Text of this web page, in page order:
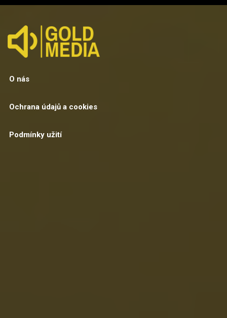
O nás
Ochrana údajů a cookies
Podmínky užití